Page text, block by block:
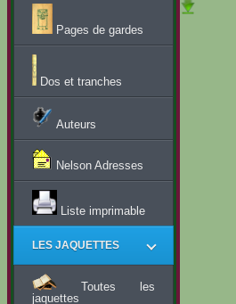
Pages de gardes
Dos et tranches
Auteurs
Nelson Adresses
Liste imprimable
LES JAQUETTES
Toutes les
jaquettes